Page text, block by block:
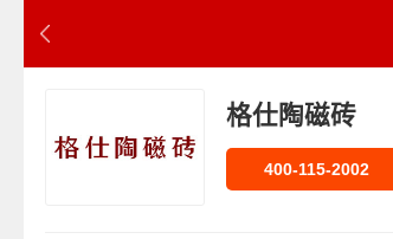
格仕陶磁砖
400-115-2002